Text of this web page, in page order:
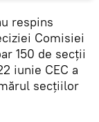
respins
Comisiei
150 de secții
iunie CEC a
secţiilor